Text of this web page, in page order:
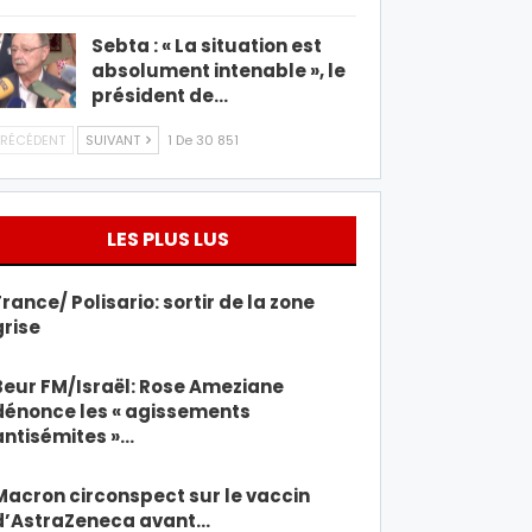
Sebta : « La situation est
absolument intenable », le
président de…
SUIVANT 1 De 30 851
LES PLUS LUS
Polisario: sortir de la zone
FM/Israël: Rose Ameziane
les « agissements
»…
circonspect sur le vaccin
avant…